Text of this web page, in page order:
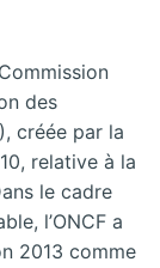
des
créée par la
relative à la
le cadre
l’ONCF a
2013 comme